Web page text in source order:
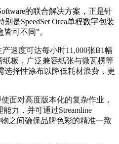
的联合解决方案，正是针
是SpeedSet Orca单程数字包装
可不同”。
速度可达每小时11,000张B1幅
纸板，广泛兼容纸张与微瓦楞等
选择性涂布以降低耗材浪费，更
面对高度版本化的复杂作业，
力，并可通过Streamline
之间确保品牌色彩的精准一致